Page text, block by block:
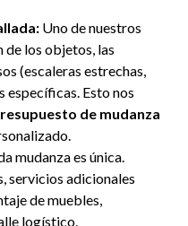
Uno de nuestros
de los objetos, las
(escaleras estrechas,
específicas. Esto nos
de mudanza
mudanza es única.
servicios adicionales
de muebles,
logístico.